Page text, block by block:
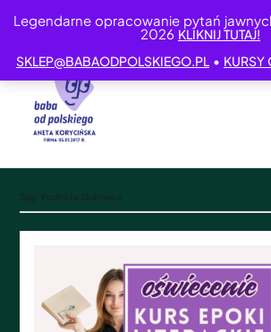
Legendarne opracowanie pytań
2026 KLIKNIJ TUTAJ!
SKLEP@BABAODPOLSKIEGO.PL • KURSY